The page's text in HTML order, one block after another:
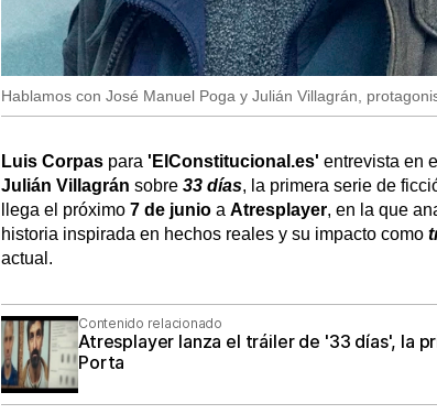
Hablamos con José Manuel Poga y Julián Villagrán,
Luis Corpas para 'ElConstitucional.es' entrevista en
Julián Villagrán sobre 33 días, la primera serie de
llega el próximo 7 de junio a Atresplayer, en la que
historia inspirada en hechos reales y su impacto como
actual.
Contenido relacionado
Atresplayer lanza el tráiler de '33 días', la
Porta